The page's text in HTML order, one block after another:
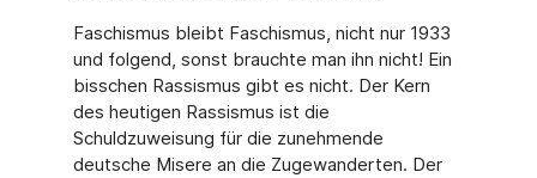
Faschismus bleibt Faschismus, nicht nur 1933
und folgend, sonst brauchte man ihn nicht! Ein
bisschen Rassismus gibt es nicht. Der Kern
des heutigen Rassismus ist die
Schuldzuweisung für die zunehmende
deutsche Misere an die Zugewanderten. Der